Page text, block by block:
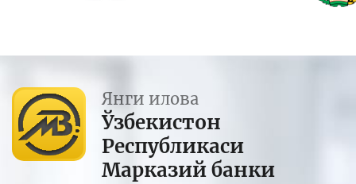
Янги илова
Ўзбекистон
Республикаси
Марказий банки